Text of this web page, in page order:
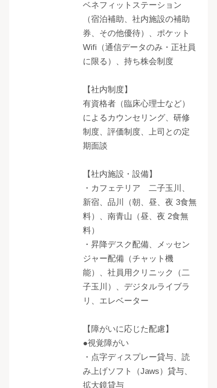
ベネフィットステーション
（宿泊補助、社内施設の補助
券、その他優待）、ポケット
Wifi（通信データのみ・正社員
に限る）、持ち株会制度
【社内制度】
有資格者（臨床心理士など）
によるカウンセリング、研修
制度、評価制度、上司との定
期面談
【社内施設・設備】
・カフェテリア 二子玉川、
新宿、品川（朝、昼、夜 3食無
料）、南青山（昼、夜 2食無
料）
・昇降デスク配備、メッセン
ジャー配備（チャット機
能）、社員用クリニック（二
子玉川）、デジタルライブラ
リ、エレベーター
【障がいに応じた配慮】
●視覚障がい
・点字ディスプレー貸与、読
み上げソフト（Jaws）貸与、
拡大鏡貸与